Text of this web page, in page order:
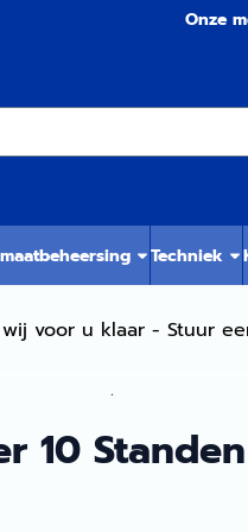
Onze
Techniek
voor u klaar - Stuur
.
10